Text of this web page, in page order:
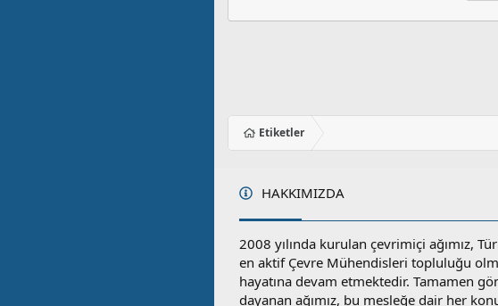
Etiketler
HAKKIMIZDA
2008 yılında kurulan çevrimiçi ağımız,
en aktif Çevre Mühendisleri topluluğu
hayatına devam etmektedir. Tamamen
dayanan ağımız, bu mesleğe dair her